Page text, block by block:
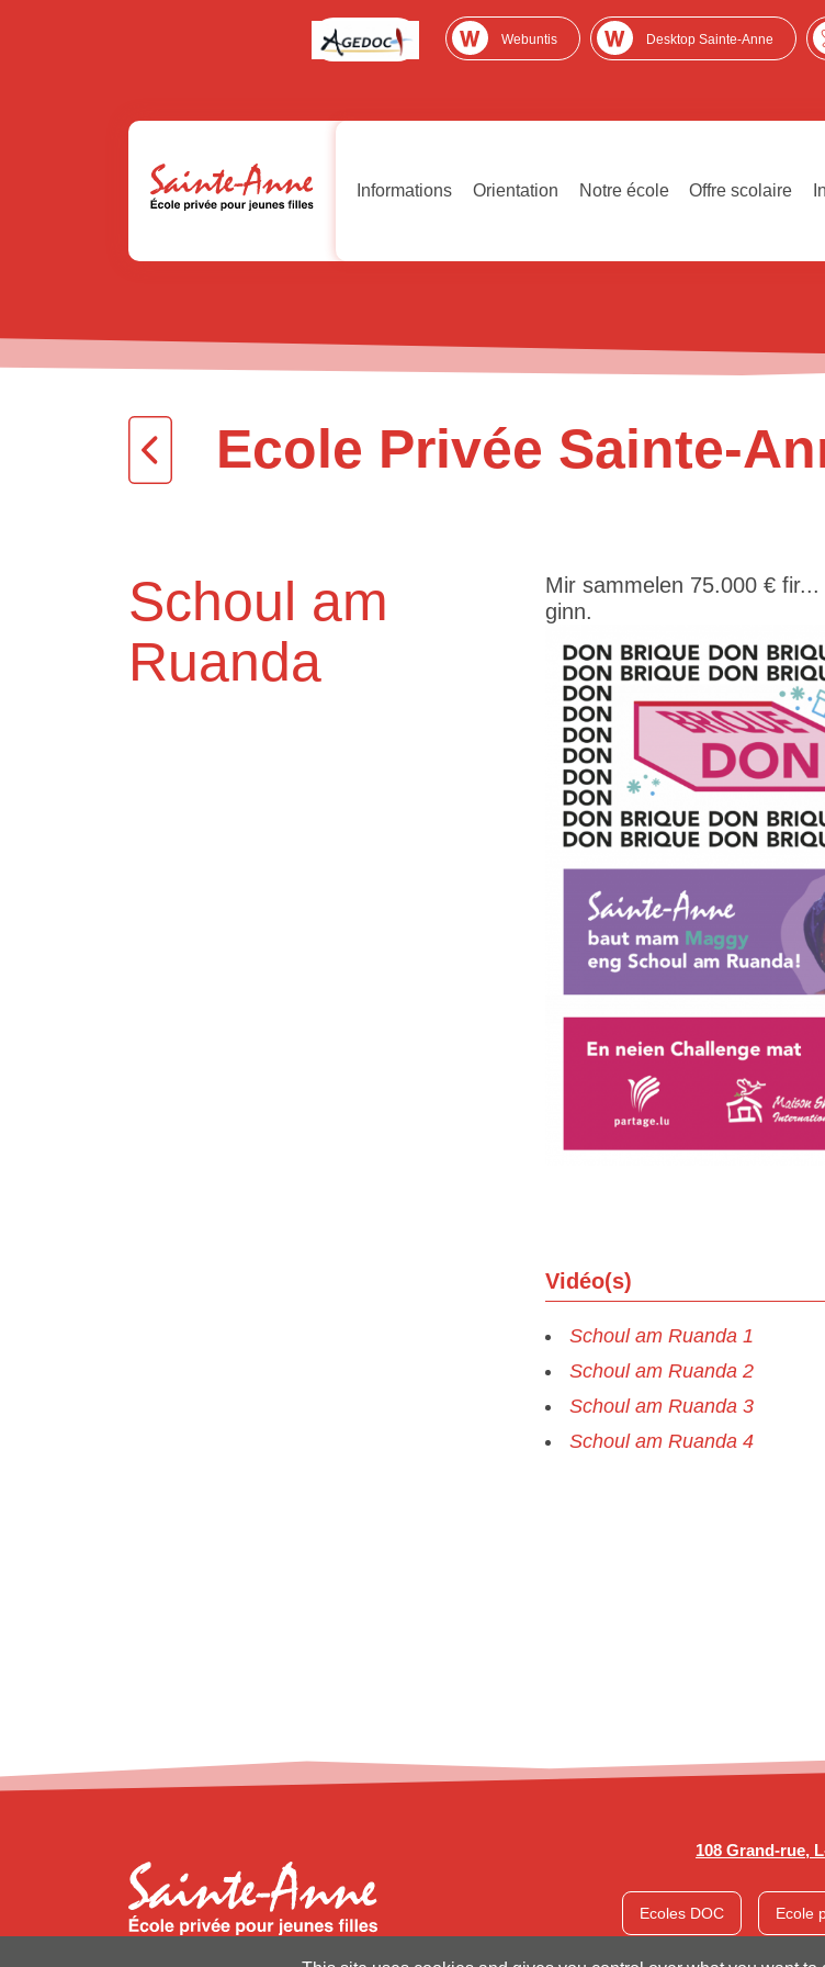
Webuntis Desktop Sainte-Anne
Informations Orientation Notre école Offre scolaire
Ecole Privée Sainte-
Schoul am
Ruanda
Mir sammelen 75.000 €
ginn.
Vidéo(s)
Schoul am Ruanda 1
Schoul am Ruanda 2
Schoul am Ruanda 3
Schoul am Ruanda 4
108 Grand-rue,
Ecoles DOC Ecole